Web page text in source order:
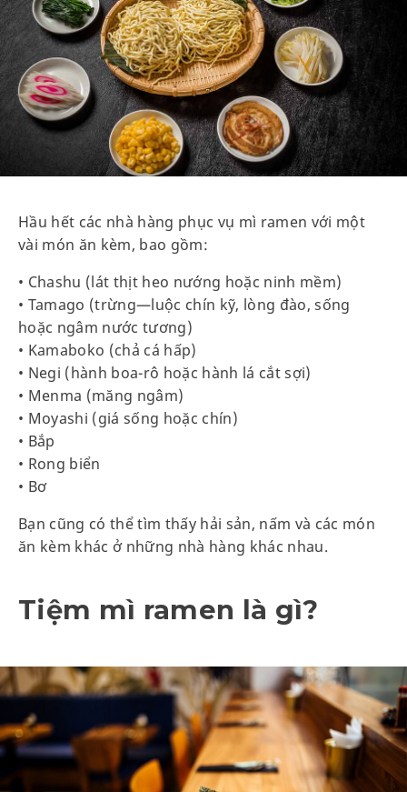
Hầu hết các nhà hàng phục vụ mì ramen với một
vài món ăn kèm, bao gồm:
• Chashu (lát thịt heo nướng hoặc ninh mềm)
• Tamago (trừng—luộc chín kỹ, lòng đào, sống
hoặc ngâm nước tương)
• Kamaboko (chả cá hấp)
• Negi (hành boa-rô hoặc hành lá cắt sợi)
• Menma (măng ngâm)
• Moyashi (giá sống hoặc chín)
• Bắp
• Rong biển
• Bơ
Bạn cũng có thể tìm thấy hải sản, nấm và các món
ăn kèm khác ở những nhà hàng khác nhau.
Tiệm mì ramen là gì?